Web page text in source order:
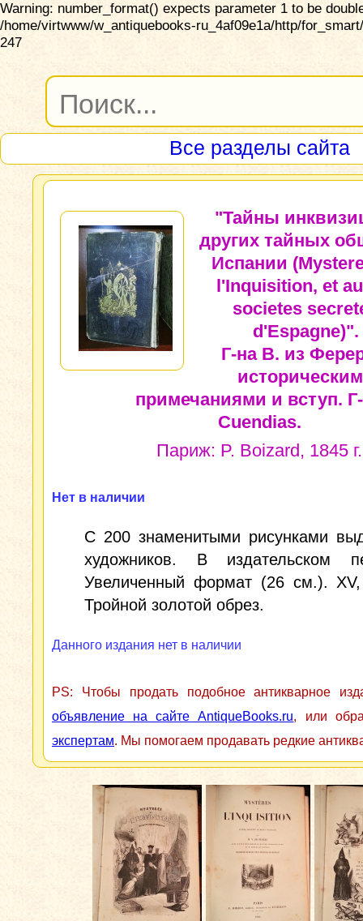
Warning: number_format() expects parameter 1 to be
/home/virtwww/w_antiquebooks-ru_4af09e1a/http/
247
Все разделы сайта
"Тайны
других тайных
Испании
l'Inquisition, et
societes
d'Espagne)".
Г-на В. из
примечаниями и вступ.
Cuendias.
Париж: P. Boizard, 1845 г.
Нет в наличии
С 200 знаменитыми рисунками
художников. В издательском
Увеличенный формат (26 см.).
Тройной золотой обрез.
Данного издания нет в наличии
PS: Чтобы продать подобное антикварное
объявление на сайте AntiqueBooks.ru, или
экспертам. Мы помогаем продавать редкие